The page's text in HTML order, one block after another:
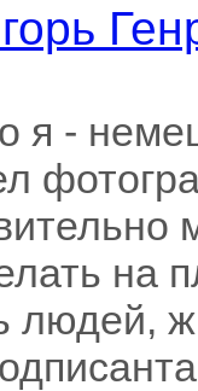
я -
на
людей,